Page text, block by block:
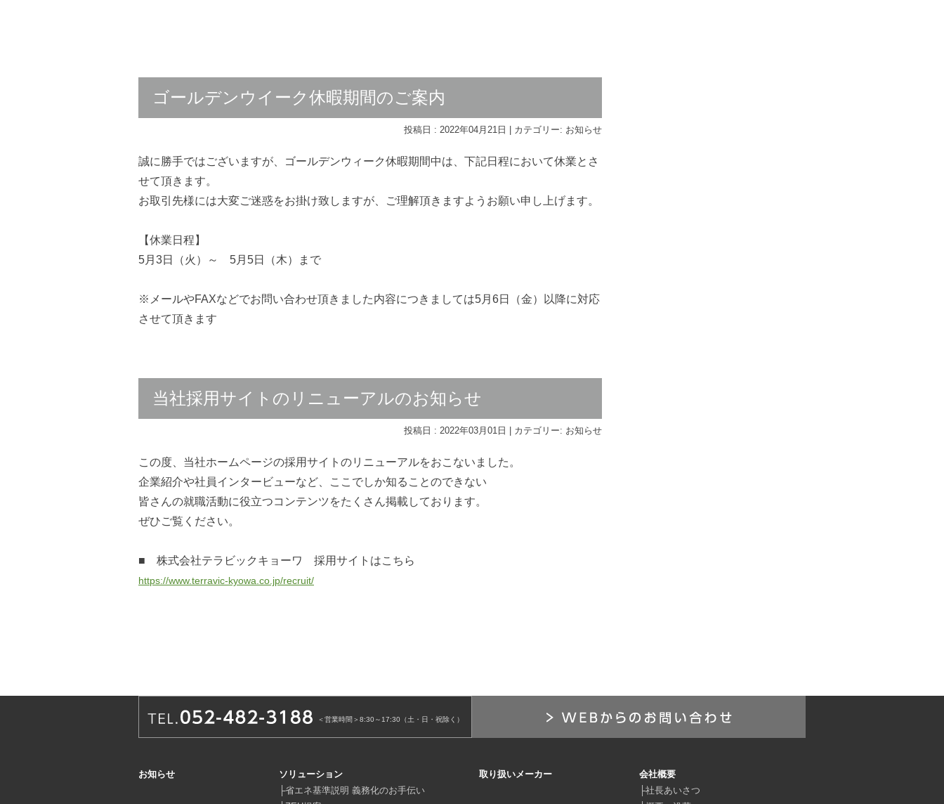
ゴールデンウイーク休暇期間のご案内
投稿日 : 2022年04月21日 | カテゴリー: お知らせ
誠に勝手ではございますが、ゴールデンウィーク休暇期間中は、下記日程において休業とさ
せて頂きます。
お取引先様には大変ご迷惑をお掛け致しますが、ご理解頂きますようお願い申し上げます。
【休業日程】
5月3日（火）～ 5月5日（木）まで
※メールやFAXなどでお問い合わせ頂きました内容につきましては5月6日（金）以降に対応
させて頂きます
当社採用サイトのリニューアルのお知らせ
投稿日 : 2022年03月01日 | カテゴリー: お知らせ
この度、当社ホームページの採用サイトのリニューアルをおこないました。
企業紹介や社員インタービューなど、ここでしか知ることのできない
皆さんの就職活動に役立つコンテンツをたくさん掲載しております。
ぜひご覧ください。
■ 株式会社テラビックキョーワ 採用サイトはこちら
https://www.terravic-kyowa.co.jp/recruit/
＜営業時間＞8:30～17:30（土・日・祝除く）
お知らせ
ソリューション
├省エネ基準説明 義務化のお手伝い
取り扱いメーカー
会社概要
├社長あいさつ